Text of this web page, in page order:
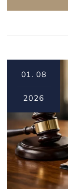
01. 08
2026